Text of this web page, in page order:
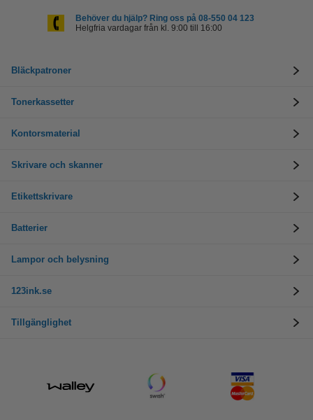
Behöver du hjälp? Ring oss på 08-550 04 123
Helgfria vardagar från kl. 9:00 till 16:00
Bläckpatroner
Tonerkassetter
Kontorsmaterial
Skrivare och skanner
Etikettskrivare
Batterier
Lampor och belysning
123ink.se
Tillgänglighet